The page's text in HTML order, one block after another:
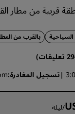
قريبة من مطار
بالقرب من
تسجيل المغادرة
/ليلة